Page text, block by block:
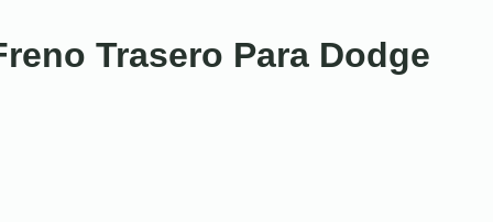
Trasero Para Dodge